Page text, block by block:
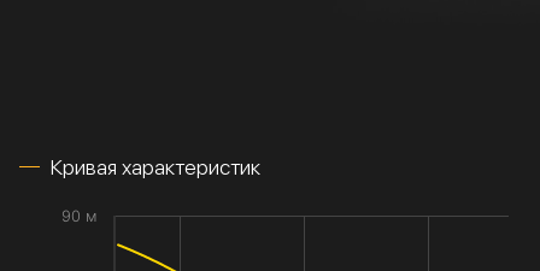
Кривая характеристик
90 м